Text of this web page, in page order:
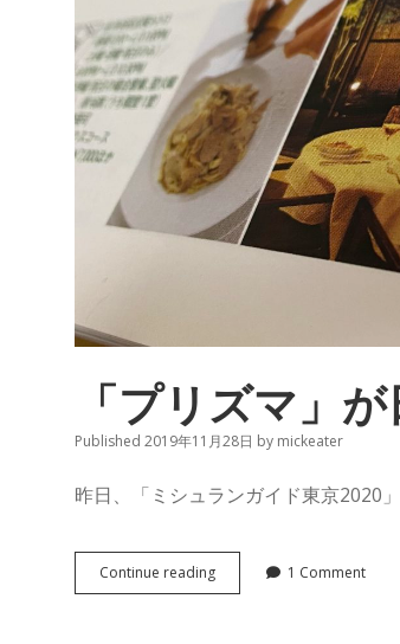
「プリズマ」
Published 2019年11月28日 by mickeater
昨日、「ミシュランガイド東京2020
Continue reading「プ
リ
1 Comment